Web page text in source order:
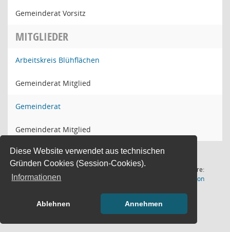
Diese Website verwendet aus technischen
Gründen Cookies (Session-Cookies).
Informationen
Ablehnen Annehmen
Gemeinderat Vorsitz
MITGLIEDER
Arbeitskreis Blühflächen
Gemeinderat Mitglied
Gemeinderat
Gemeinderat Mitglied
Letzte Änderung: 10.08.2026
Software:
Session(Wird in